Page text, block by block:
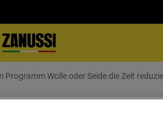
Wie kann man bei der Waschmaschine im Programm Wolle
Programm Wolle